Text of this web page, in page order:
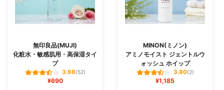
無印良品(MUJI)
化粧水・敏感肌用・高保湿タイ
プ
3.98(52)
¥690
MINON(ミノン)
アミノモイスト ジェントルウ
ォッシュ ホイップ
3.80(2)
¥1,185